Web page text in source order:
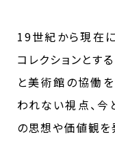
19世紀から現在
コレクションとす
と美術館の協働
われない視点、今
の思想や価値観を